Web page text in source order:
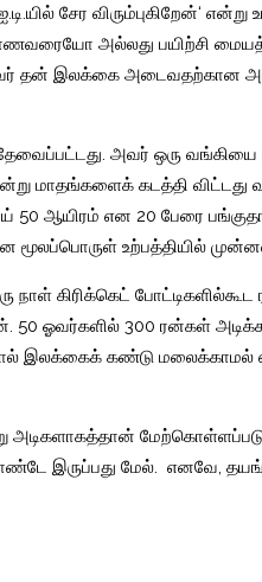
டி யில் சேர விரும்புகிறேன்‘ என்று
அல்லது பயிற்சி
தன் இலக்கை அடைவதற்கான
அவர் ஒரு வங்கியை
மாதங்களைக் கடத்தி விட்டது
50 ஆயிரம் என 20 பேரை
மூலப்பொருள் உற்பத்தியில்
நாள் கிரிக்கெட் போட்டிகளில்கூட
. 50 ஓவர்களில் 300 ரன்கள்
இலக்கைக் கண்டு மலைக்காமல்
அடிகளாகத்தான்
இருப்பது மேல் எனவே